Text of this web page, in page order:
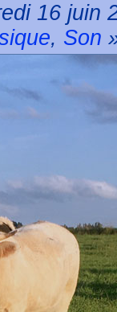
16 juin
, Son